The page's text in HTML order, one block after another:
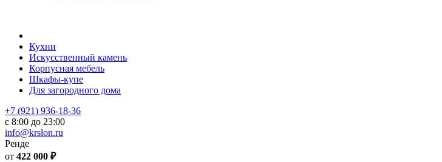
Кухни
Искусственный камень
Корпусная мебель
Шкафы-купе
Для загородного дома
+7 (921) 936-18-36
с 8:00 до 23:00
info@krslon.ru
Ренде
от 422 000 ₽